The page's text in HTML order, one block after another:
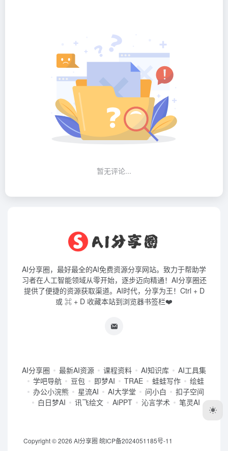
暂无评论...
AI分享圈，最好最全的AI免费资源分享网站。致力于帮助学
习者在人工智能领域从零开始，逐步迈向精通！AI分享圈还
提供了便捷的资源获取渠道。AI时代，分享为王！Ctrl + D
或 ⌘ + D 收藏本站到浏览器书签栏❤️
AI分享圈 最新AI资源 课程资料 AI知识库
AI工具集
学吧导航
豆包 即梦AI TRAE 蛙蛙写作
绘蛙
办公小浣熊
星流AI AI大学堂 问小白
扣子空间
白日梦AI
讯飞绘文 AiPPT 沁言学术 笔灵AI
Copyright © 2026 AI分享圈 皖ICP备2024051185号-11